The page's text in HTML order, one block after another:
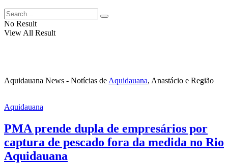
No Result
View All Result
Aquidauana News - Notícias de Aquidauana, Anastácio e Região
Aquidauana
PMA prende dupla de empresários por
captura de pescado fora da medida no Rio
Aquidauana